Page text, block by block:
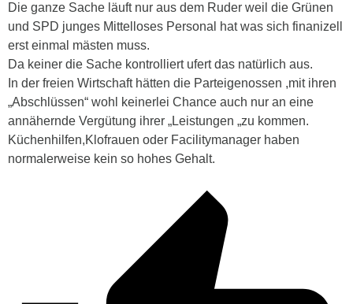
Die ganze Sache läuft nur aus dem Ruder weil die Grünen
und SPD junges Mittelloses Personal hat was sich finanizell
erst einmal mästen muss.
Da keiner die Sache kontrolliert ufert das natürlich aus.
In der freien Wirtschaft hätten die Parteigenossen ,mit ihren
„Abschlüssen“ wohl keinerlei Chance auch nur an eine
annähernde Vergütung ihrer „Leistungen „zu kommen.
Küchenhilfen,Klofrauen oder Facilitymanager haben
normalerweise kein so hohes Gehalt.